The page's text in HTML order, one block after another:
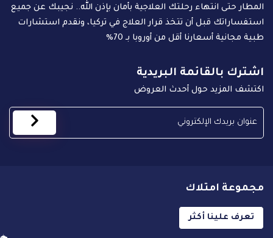
المطار حتى انتهاء رحلتك العلاجية بأمان بإذن الله.. نجيبك عن جميع
استفساراتك قبل أن تتخذ قرار العلاج في تركيا، ونقدم استشارات
طبية مجانية أسعارنا أقل من أوروبا بـ 70%
اشترك بالقائمة البريدية
اكتشف المزيد حول أحدث العروض
مجموعة امتلاك
تعرف علينا أكثر